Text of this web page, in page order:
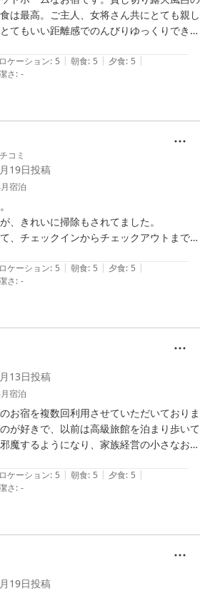
は最高。ご主人、女将さん共にとても親し
てもいい距離感でのんびりゆっくりできま
ありがとうございました。
ロケーション: 5 | 朝食: 5 | 夕食: 5 |
さ: -
コミ
19日投稿
宿泊
、きれいに掃除もされてました。
、チェックインからチェックアウトまで、
した。
べれないぐらいお腹いっぱいになりまし
ごく美味しかったです。
よかったです。
わざわざ出てきてくれ、挨拶をしてくれま
お宿です。
ロケーション: 5 | 朝食: 5 | 夕食: 5 |
さ: -
13日投稿
宿泊
お宿を複数回利用させていただいておりま
が好きで、以前は高級旅館を泊まり歩いて
魔するようになり、家族経営の小さなお宿
、誰にも教えたくないほど、私にとっては
、源泉かけ流しの硫黄泉のお風呂、メイン
た料理やイワナの塩焼きに地産地消の創作
、何度食べても飽きません。今回は、飛騨
たが、質も量も大満足でこれだけのお肉を
の宿泊費と同じぐらいするのではないかと
わけではありませんし、トイレや洗面所は
ロケーション: 5 | 朝食: 5 | 夕食: 5 |
さ: -
19日投稿